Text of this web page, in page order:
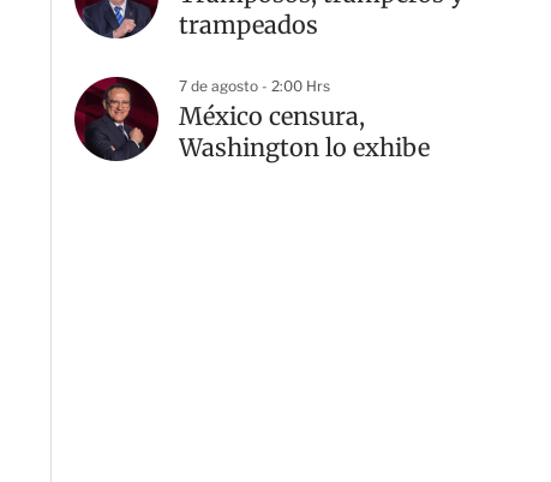
trampeados
7 de agosto - 2:00 Hrs
México censura,
Washington lo exhibe